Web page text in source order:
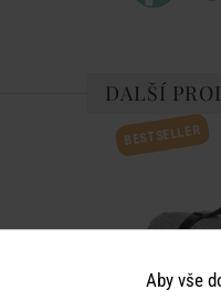
DALŠÍ
BESTSELLER
Aby vše